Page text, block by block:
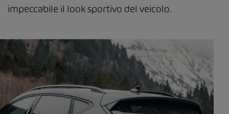
impeccabile il look sportivo del veicolo.